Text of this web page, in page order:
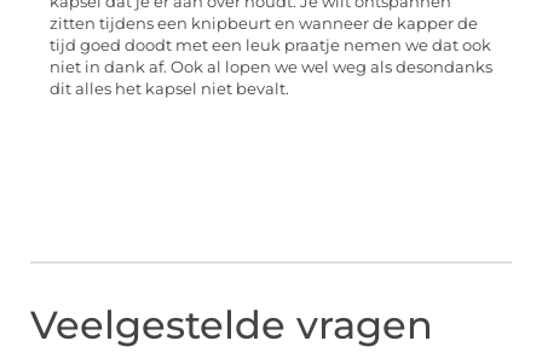
zitten tijdens een knipbeurt en wanneer de kapper de
tijd goed doodt met een leuk praatje nemen we dat ook
niet in dank af. Ook al lopen we wel weg als desondanks
dit alles het kapsel niet bevalt.
Veelgestelde vragen